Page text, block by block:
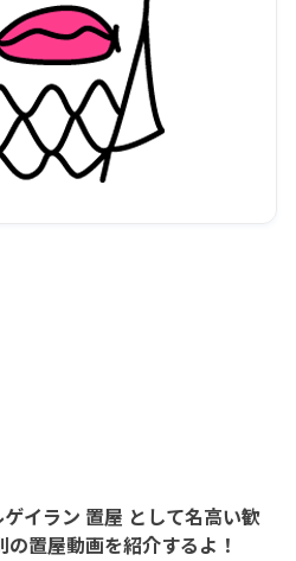
イラン 置屋 として名高い歓
置屋動画を紹介するよ！